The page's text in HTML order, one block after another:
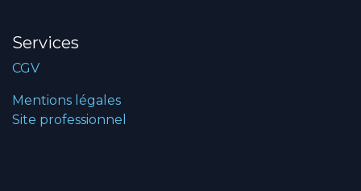
Services
CGV
Mentions légales
Site professionnel